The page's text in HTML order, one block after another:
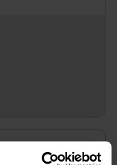
jaar gratis